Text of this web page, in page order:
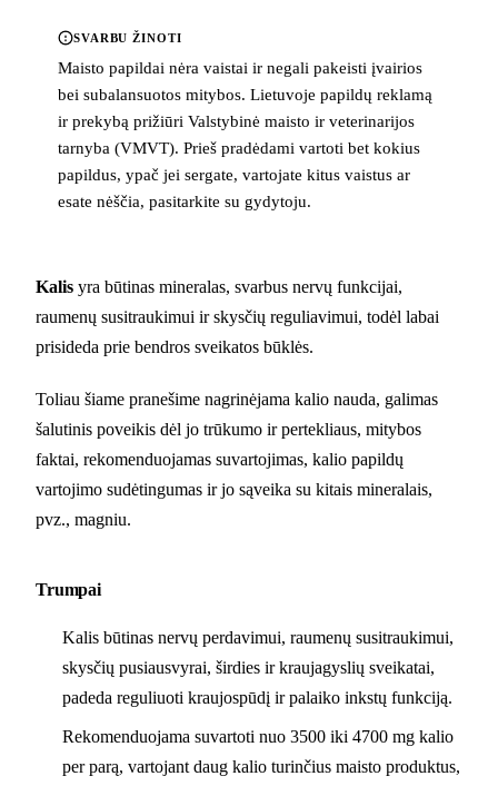
SVARBU ŽINOTI
Maisto papildai nėra vaistai ir negali pakeisti įvairios
bei subalansuotos mitybos. Lietuvoje papildų reklamą
ir prekybą prižiūri Valstybinė maisto ir veterinarijos
tarnyba (VMVT). Prieš pradėdami vartoti bet kokius
papildus, ypač jei sergate, vartojate kitus vaistus ar
esate nėščia, pasitarkite su gydytoju.
Kalis yra būtinas mineralas, svarbus nervų funkcijai,
raumenų susitraukimui ir skysčių reguliavimui, todėl labai
prisideda prie bendros sveikatos būklės.
Toliau šiame pranešime nagrinėjama kalio nauda, galimas
šalutinis poveikis dėl jo trūkumo ir pertekliaus, mitybos
faktai, rekomenduojamas suvartojimas, kalio papildų
vartojimo sudėtingumas ir jo sąveika su kitais mineralais,
pvz., magniu.
Trumpai
Kalis būtinas nervų perdavimui, raumenų susitraukimui,
skysčių pusiausvyrai, širdies ir kraujagyslių sveikatai,
padeda reguliuoti kraujospūdį ir palaiko inkstų funkciją.
Rekomenduojama suvartoti nuo 3500 iki 4700 mg kalio
per parą, vartojant daug kalio turinčius maisto produktus,